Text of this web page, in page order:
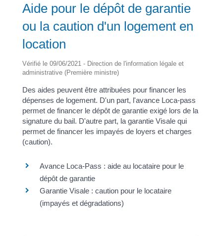
Aide pour le dépôt de garantie
ou la caution d'un logement en
location
Vérifié le 09/06/2021 - Direction de l'information légale et
administrative (Première ministre)
Des aides peuvent être attribuées pour financer les
dépenses de logement. D'un part, l'avance Loca-pass
permet de financer le dépôt de garantie exigé lors de la
signature du bail. D'autre part, la garantie Visale qui
permet de financer les impayés de loyers et charges
(caution).
Avance Loca-Pass : aide au locataire pour le
dépôt de garantie
Garantie Visale : caution pour le locataire
(impayés et dégradations)